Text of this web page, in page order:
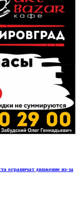
ограничат движение из-за